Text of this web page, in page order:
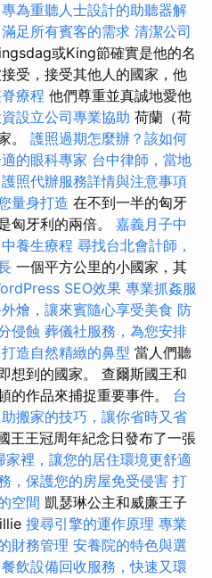
為重聽人士設計的助聽器解
足所有賓客的需求 清潔公司
或King節確實是他的名
受，接受其他人的國家，他
療程 他們尊重並真誠地愛他
設立公司專業協助 荷蘭（荷
。 護照過期怎麼辦？該如何
的眼科專家 台中律師，當地
護照代辦服務詳情與注意事項
量身打造 在不到一半的匈牙
匈牙利的兩倍。 嘉義月子中
養生療程 尋找台北會計師，
一個平方公里的小國家，其
SEO效果 專業抓姦服
燴，讓來賓隨心享受美食 防
侵蝕 葬儀社服務，為您安排
造自然精緻的鼻型 當人們聽
想到的國家。 查爾斯國王和
的作品來捕捉重要事件。 台
助搬家的技巧，讓你省時又省
王王冠周年紀念日發布了一張
家裡，讓您的居住環境更舒適
，保護您的房屋免受侵害 打
空間 凱瑟琳公主和威廉王子
搜尋引擎的運作原理 專業
財務管理 安養院的特色與選
餐飲設備回收服務，快速又環